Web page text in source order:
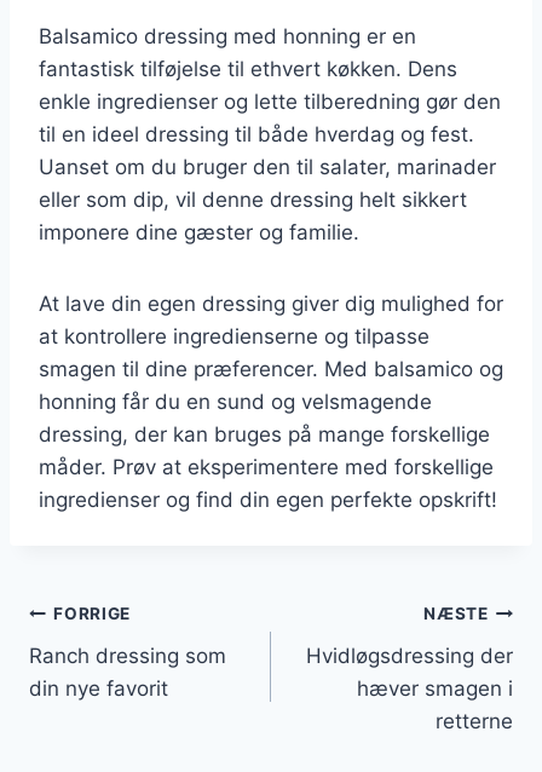
Balsamico dressing med honning er en
fantastisk tilføjelse til ethvert køkken. Dens
enkle ingredienser og lette tilberedning gør den
til en ideel dressing til både hverdag og fest.
Uanset om du bruger den til salater, marinader
eller som dip, vil denne dressing helt sikkert
imponere dine gæster og familie.
At lave din egen dressing giver dig mulighed for
at kontrollere ingredienserne og tilpasse
smagen til dine præferencer. Med balsamico og
honning får du en sund og velsmagende
dressing, der kan bruges på mange forskellige
måder. Prøv at eksperimentere med forskellige
ingredienser og find din egen perfekte opskrift!
Indlægsnavigation
FORRIGE
Ranch dressing som
din nye favorit
NÆSTE
Hvidløgsdressing der
hæver smagen i
retterne